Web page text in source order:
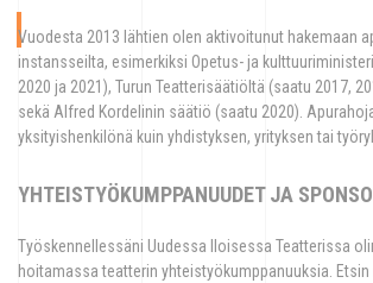
Vuodesta 2013 lähtien olen aktivoitunut hakemaan
instansseilta, esimerkiksi Opetus- ja
2020 ja 2021), Turun Teatterisäätiöltä (saatu 2017,
sekä Alfred Kordelinin säätiö (saatu 2020).
yksityishenkilönä kuin yhdistyksen, yrityksen tai
YHTEISTYÖKUMPPANUUDET JA
Työskennellessäni Uudessa Iloisessa Teatterissa
hoitamassa teatterin yhteistyökumppanuuksia.